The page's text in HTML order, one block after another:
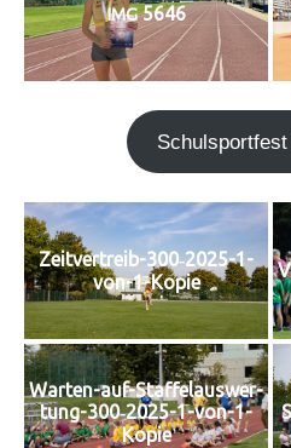
IMG5646
Zeit­ver­treib-300‑2025-1-
von-1-Kopie
War­ten-auf-Staf­fel­aus­wer­
tung-300‑2025-1-von-1-
Kopie